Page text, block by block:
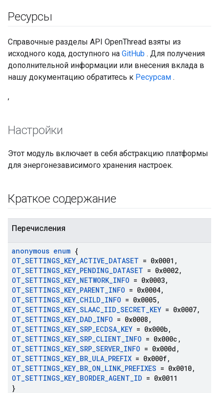
Ресурсы
Справочные разделы API OpenThread взяты из
исходного кода, доступного на GitHub . Для получения
дополнительной информации или внесения вклада в
нашу документацию обратитесь к Ресурсам .
,
Настройки
Этот модуль включает в себя абстракцию платформы
для энергонезависимого хранения настроек.
Краткое содержание
Перечисления
anonymous enum {
OT_SETTINGS_KEY_ACTIVE_DATASET = 0x0001 ,
OT_SETTINGS_KEY_PENDING_DATASET = 0x0002,
OT_SETTINGS_KEY_NETWORK_INFO = 0x0003,
OT_SETTINGS_KEY_PARENT_INFO = 0x0004,
OT_SETTINGS_KEY_CHILD_INFO = 0x0005,
OT_SETTINGS_KEY_SLAAC_IID_SECRET_KEY = 0x0007,
OT_SETTINGS_KEY_DAD_INFO = 0x0008 ,
OT_SETTINGS_KEY_SRP_ECDSA_KEY = 0x000b,
OT_SETTINGS_KEY_SRP_CLIENT_INFO = 0x000c ,
OT_SETTINGS_KEY_SRP_SERVER_INFO = 0x000d ,
OT_SETTINGS_KEY_BR_ULA_PREFIX = 0x000f,
OT_SETTINGS_KEY_BR_ON_LINK_PREFIXES = 0x0010,
OT_SETTINGS_KEY_BORDER_AGENT_ID = 0x0011
}